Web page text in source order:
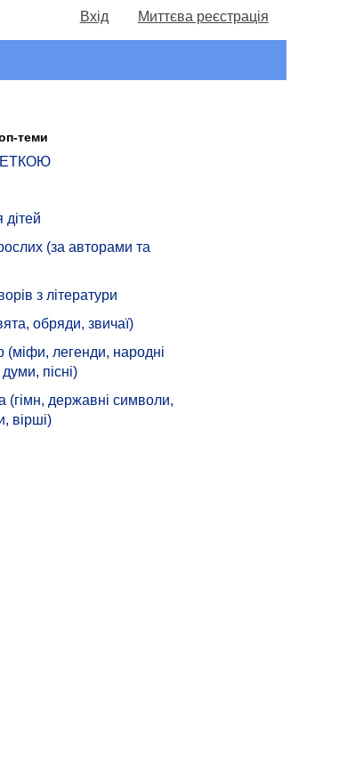
Вхід Миттєва реєстрація
теми
дітей
(за авторами та
з літератури
обряди, звичаї)
(міфи, легенди, народні
пісні)
(гімн, державні символи,
вірші)